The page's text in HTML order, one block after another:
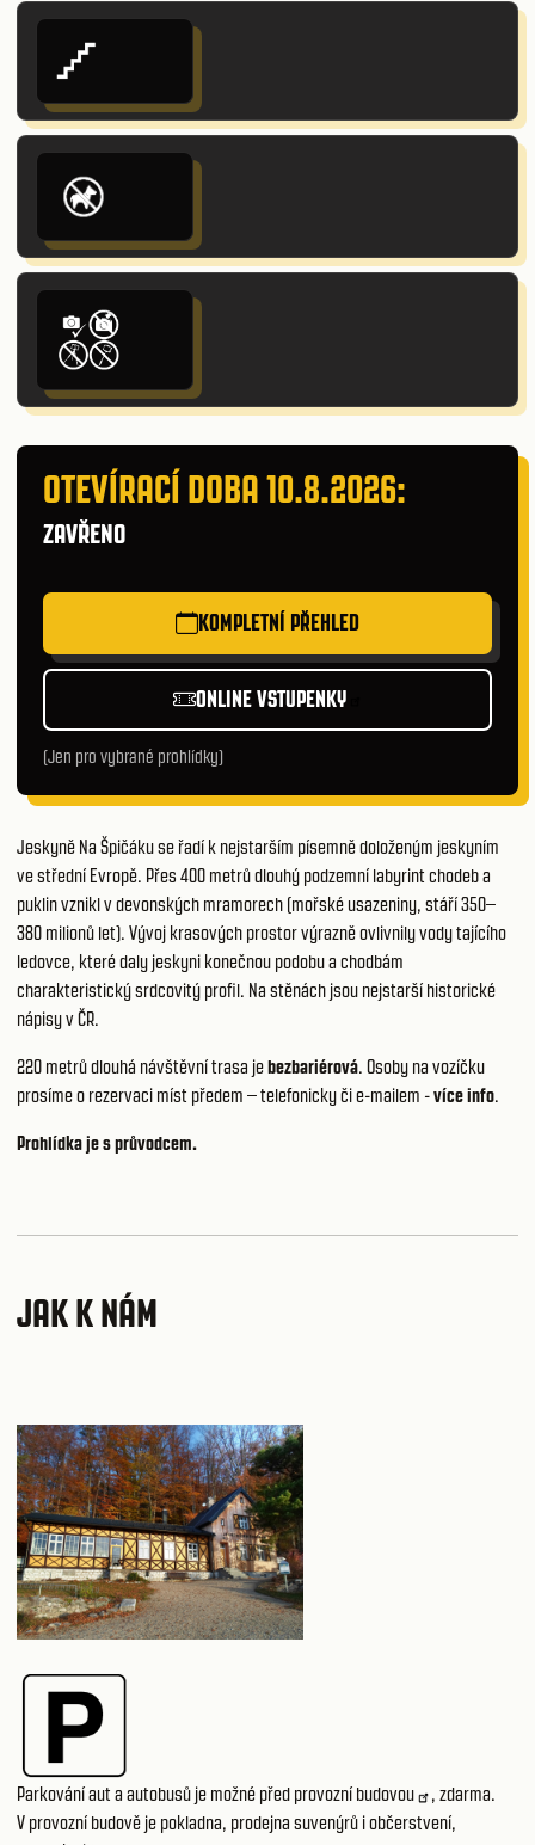
OTEVÍRACÍ DOBA 10.8.2026:
ZAVŘENO
KOMPLETNÍ PŘEHLED
ONLINE VSTUPENKY
(Jen pro vybrané prohlídky)
Jeskyně Na Špičáku se řadí k nejstarším písemně doloženým jeskyním
ve střední Evropě. Přes 400 metrů dlouhý podzemní labyrint chodeb a
puklin vznikl v devonských mramorech (mořské usazeniny, stáří 350–
380 milionů let). Vývoj krasových prostor výrazně ovlivnily vody tajícího
ledovce, které daly jeskyni konečnou podobu a chodbám
charakteristický srdcovitý profil. Na stěnách jsou nejstarší historické
nápisy v ČR.
220 metrů dlouhá návštěvní trasa jebezbariérová. Osoby na vozíčku
prosíme o rezervaci míst předem – telefonicky či e-mailem -více info.
Prohlídka je s průvodcem.
JAK K NÁM
Parkování aut a autobusů je možné před provozní budovou
, zdarma.
V provozní budově je pokladna, prodejna suvenýrů i občerstvení,